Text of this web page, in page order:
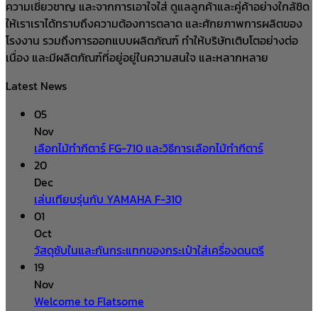
ความเชี่ยวชาญ และจากการเอาใจใส่ ดูแลลูกค้าและคู่ค้าอย่างใกล้ชิด
ให้เราเราได้ทราบถึงความต้องการตลาด และศักยภาพการผลิตของ
โรงงาน รวมถึงการออกแบบผลิตภัณฑ์ ทำให้บริษัทเติบโตอย่างต่อ
เนื่อง และมีผลิตภัณฑ์ที่อยู่อยู่ในความสนใจ และหลากหลาย
Latest News
05
Nov
เลือกไม้ทำกีตาร์ FG-710 และวิธีการเลือกไม้ทำกีตาร์
20
Dec
เล่นเทียบรุ่นกับ YAMAHA F-310
01
Oct
วัสดุซับในและกันกระแทกของกระเป๋าใส่เครื่องดนตรี
19
Nov
Welcome to Flatsome